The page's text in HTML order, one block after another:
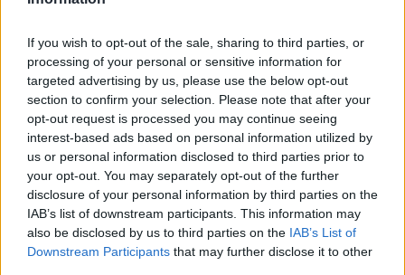
If you wish to opt-out of the sale, sharing to third parties, or
processing of your personal or sensitive information for
targeted advertising by us, please use the below opt-out
section to confirm your selection. Please note that after your
opt-out request is processed you may continue seeing
interest-based ads based on personal information utilized by
us or personal information disclosed to third parties prior to
your opt-out. You may separately opt-out of the further
disclosure of your personal information by third parties on the
IAB’s list of downstream participants. This information may
also be disclosed by us to third parties on the IAB’s List of
Downstream Participants that may further disclose it to other
gyakorolt pozitív hatásaik mellett
gasztronómiai különlegességet is
jelentenek. A személyes kapcsolat a
termelővel lehetőséget nyújt arra is, hogy
biztosan tudhasd, milyen minőséget
fogyasztasz.
Mindezek alapján könnyen megérthető,
miért vált a lépesméz olyan keresetté.
Természetes adottságai miatt ez a méz